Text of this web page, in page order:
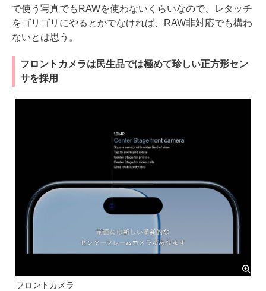
で使う写真でもRAWを使わないくらいなので、レタッチ
をゴリゴリにやるとかでなければ、RAW非対応でも構わ
ないとは思う。
フロントカメラは民生品では極めて珍しい正方形セン
サを採用
フロントカメラ